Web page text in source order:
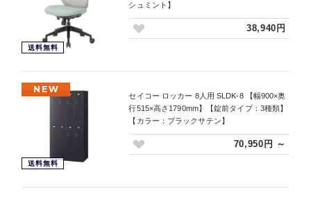
送料無料
シュミント】
38,940円
NEW
送料無料
セイコー ロッカー 8人用 SLDK-8 【幅900×奥
行515×高さ1790mm】【錠前タイプ：3種類】
【カラー：ブラックサテン】
70,950円 ～